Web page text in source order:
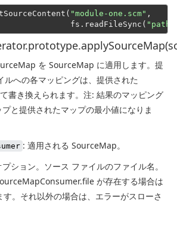
"module-one.scm" ,
fs.readFileSync(
"path/
を SourceMap に適用します。提
ルへの各マッピングは、提供された
書き換えられます。注: 結果のマッピング
と提供されたマップの最小値になりま
: 適用される SourceMap。
プション。ソース ファイルのファイル名。
が存在する場合は
す。それ以外の場合は、エラーがスローさ